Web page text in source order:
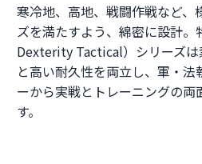
寒冷地、高地、戦闘作戦など、
ズを満たすよう、綿密に設計。
Dexterity Tactical）シリーズ
と高い耐久性を両立し、軍・
ーから実戦とトレーニングの両
す。